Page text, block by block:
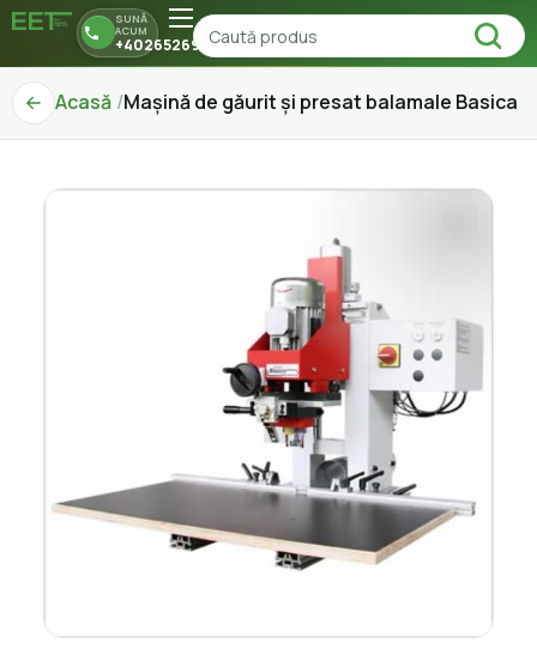
SUNĂ
ACUM
+40265269150
Acasă Mașină de găurit și presat balamale Basica